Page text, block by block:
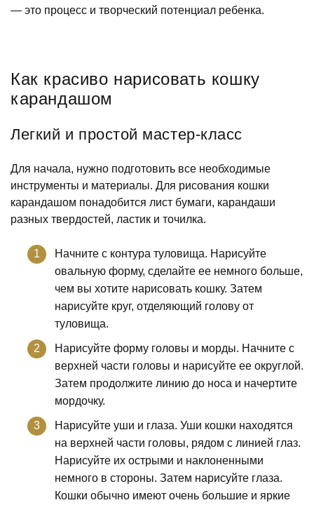
— это процесс и творческий потенциал ребенка.
Как красиво нарисовать кошку
карандашом
Легкий и простой мастер-класс
Для начала, нужно подготовить все необходимые
инструменты и материалы. Для рисования кошки
карандашом понадобится лист бумаги, карандаши
разных твердостей, ластик и точилка.
Начните с контура туловища. Нарисуйте
овальную форму, сделайте ее немного больше,
чем вы хотите нарисовать кошку. Затем
нарисуйте круг, отделяющий голову от
туловища.
Нарисуйте форму головы и морды. Начните с
верхней части головы и нарисуйте ее округлой.
Затем продолжите линию до носа и начертите
мордочку.
Нарисуйте уши и глаза. Уши кошки находятся
на верхней части головы, рядом с линией глаз.
Нарисуйте их острыми и наклоненными
немного в стороны. Затем нарисуйте глаза.
Кошки обычно имеют очень большие и яркие